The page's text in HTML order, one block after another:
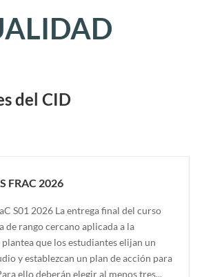
del CID
FRAC 2026
S01 2026 La entrega final del curso
de rango cercano aplicada a la
que los estudiantes elijan un
y establezcan un plan de acción para
ello deberán elegir al menos tres...